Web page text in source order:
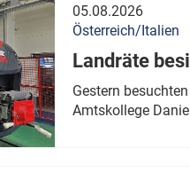
05.08.2026
Österreich/Italien
Landräte
Gestern
Amtskollege